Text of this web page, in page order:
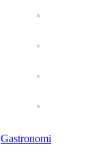
Gastronomi